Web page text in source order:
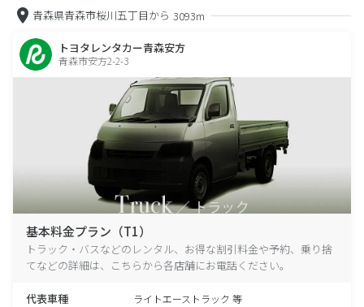
青森県青森市桜川五丁目から 3093m
トヨタレンタカー青森安方
青森市安方2-2-3
基本料金プラン（T1）
トラック・バスなどのレンタル、お得な割引料金や予約、乗り捨
てなどの詳細は、こちらから各店舗にお電話ください。
代表車種 ライトエーストラック 等